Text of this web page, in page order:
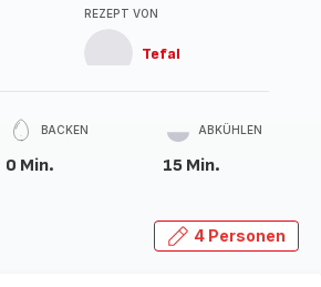
REZEPT VON
Tefal
BACKEN
0 Min.
ABKÜHLEN
15 Min.
4 Personen